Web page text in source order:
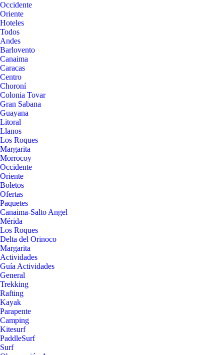
Occidente
Oriente
Hoteles
Todos
Andes
Barlovento
Canaima
Caracas
Centro
Choroní
Colonia Tovar
Gran Sabana
Guayana
Litoral
Llanos
Los Roques
Margarita
Morrocoy
Occidente
Oriente
Boletos
Ofertas
Paquetes
Canaima-Salto Angel
Mérida
Los Roques
Delta del Orinoco
Margarita
Actividades
Guía Actividades
General
Trekking
Rafting
Kayak
Parapente
Camping
Kitesurf
PaddleSurf
Surf